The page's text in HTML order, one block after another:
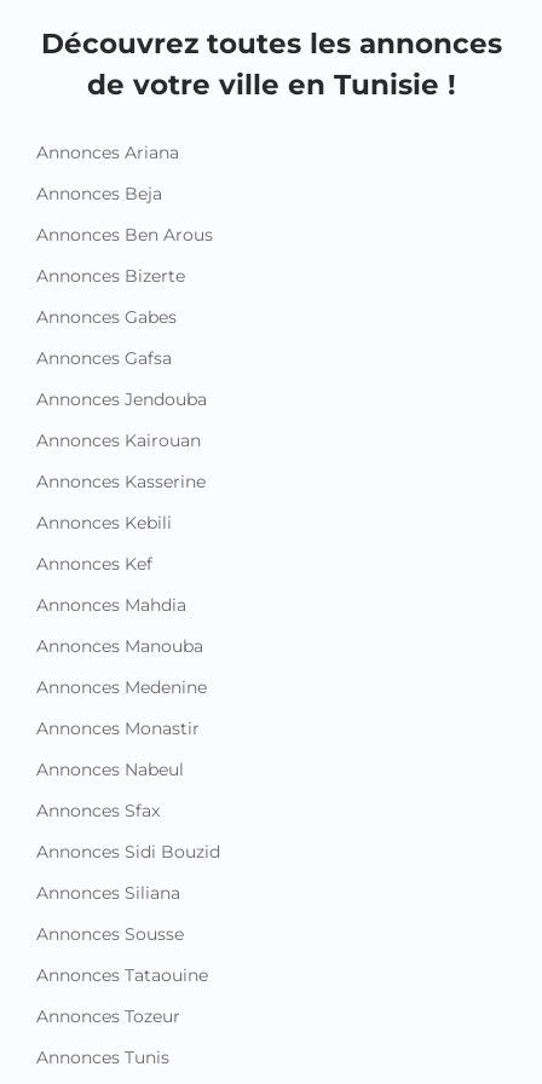
Découvrez toutes les annonces
de votre ville en Tunisie !
Annonces Ariana
Annonces Beja
Annonces Ben Arous
Annonces Bizerte
Annonces Gabes
Annonces Gafsa
Annonces Jendouba
Annonces Kairouan
Annonces Kasserine
Annonces Kebili
Annonces Kef
Annonces Mahdia
Annonces Manouba
Annonces Medenine
Annonces Monastir
Annonces Nabeul
Annonces Sfax
Annonces Sidi Bouzid
Annonces Siliana
Annonces Sousse
Annonces Tataouine
Annonces Tozeur
Annonces Tunis